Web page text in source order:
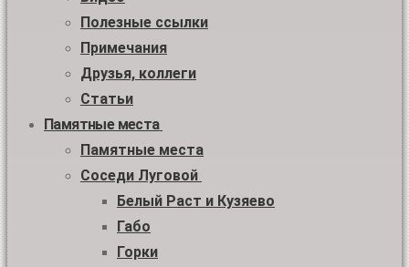
Полезные ссылки
Примечания
Друзья, коллеги
Статьи
Памятные места
Памятные места
Соседи Луговой
Белый Раст и Кузяево
Габо
Горки